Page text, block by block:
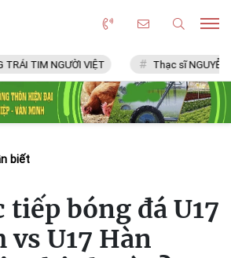
VIỆT Thạc sĩ NGUYỄN VĂN CHÍ
biết
tiếp bóng đá U17
vs U17 Hàn